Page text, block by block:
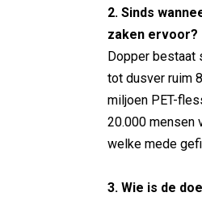
2. Sinds
zaken ervoor?
Dopper bestaat
tot dusver ruim
miljoen PET-
20.000 mensen
welke mede
3. Wie is de